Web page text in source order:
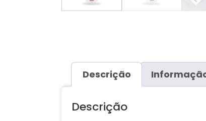
Descrição
Descrição